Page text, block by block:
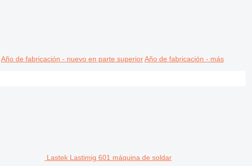
Año de fabricación - nuevo en parte superior Año de fabricación - más
Lastek Lastimig 601 máquina de soldar